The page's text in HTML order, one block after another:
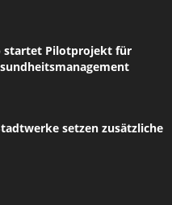
startet Pilotprojekt für
setzen zusätzliche